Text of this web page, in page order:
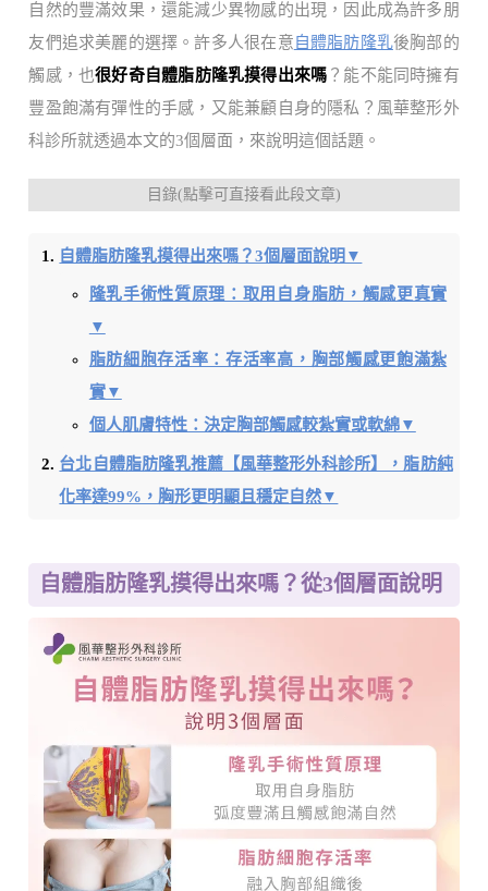
自然的豐滿效果，還能減少異物感的出現，因此成為許多朋
友們追求美麗的選擇。許多人很在意 自體脂肪隆乳後胸部的
觸感，也很好奇自體脂肪隆乳摸得出來嗎 ？能不能同時擁有
豐盈飽滿有彈性的手感，又能兼顧自身的隱私？風華整形外
科診所就透過本文的3個層面，來說明這個話題。
目錄(點擊可直接看此段文章)
自體脂肪隆乳摸得出來嗎？3個層面說明▼
隆乳手術性質原理：取用自身脂肪，觸感更真實
▼
脂肪細胞存活率：存活率高，胸部觸感更飽滿紮
實▼
個人肌膚特性：決定胸部觸感較紮實或軟綿▼
台北自體脂肪隆乳推薦【風華整形外科診所】，脂肪純
化率達99%，胸形更明顯且穩定自然▼
自體脂肪隆乳摸得出來嗎？從3個層面說明